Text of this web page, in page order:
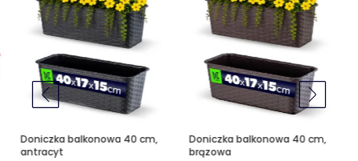
Doniczka balkonowa 40 cm,
antracyt
Doniczka balkonowa 40 cm,
brązowa